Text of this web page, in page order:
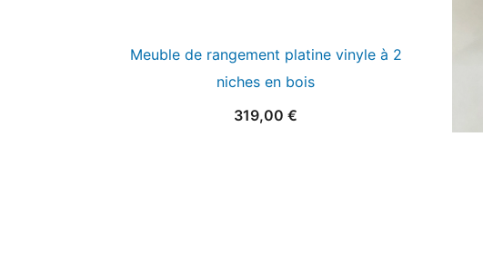
Meuble de rangement platine vinyle à 2
niches en bois
319,00 €